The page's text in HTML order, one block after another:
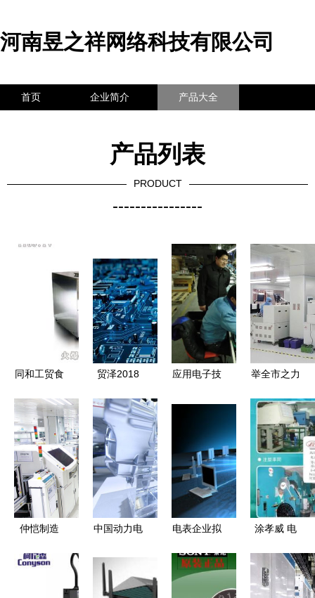
河南昱之祥网络科技有限公司
首页 企业简介 产品大全
产品列表
PRODUCT
----------------
同和工贸食
子技术创新
与项目新动
态引领行业
升级
贸泽2018
25家供应商
丰富产品线
进一步扩容
应用电子技
业吗？
举全市之力
——桂林市
推动工业振
兴纪实·电
子产品技术
开发篇
仲恺制造
何这样浓？
——电子技
中国动力电
术与新成果
集中亮相，
电表企业拟
求产品技术
解决方案
涂孝威 电
的创新驱动
者